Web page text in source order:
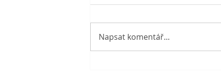
Prázdniny v knihovně
Napsat komentář...